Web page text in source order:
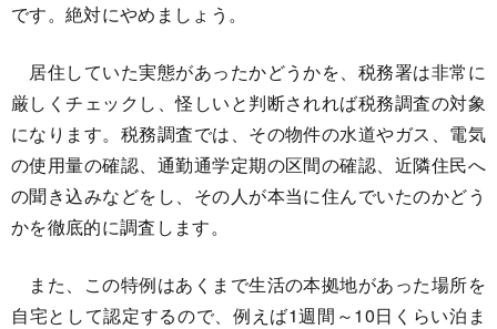
です。絶対にやめましょう。
居住していた実態があったかどうかを、税務署は非常に
厳しくチェックし、怪しいと判断されれば税務調査の対象
になります。税務調査では、その物件の水道やガス、電気
の使用量の確認、通勤通学定期の区間の確認、近隣住民へ
の聞き込みなどをし、その人が本当に住んでいたのかどう
かを徹底的に調査します。
また、この特例はあくまで生活の本拠地があった場所を
自宅として認定するので、例えば1週間～10日くらい泊ま